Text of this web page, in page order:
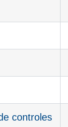
controles